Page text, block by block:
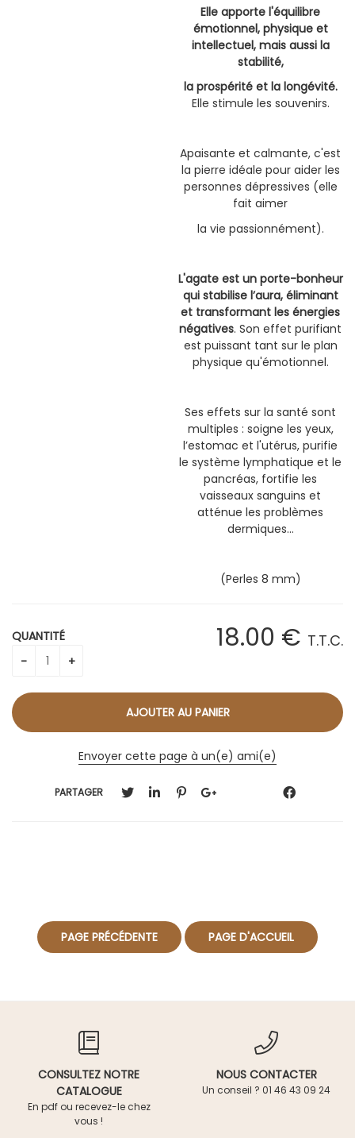
Elle apporte l'équilibre
émotionnel, physique et
intellectuel, mais aussi la
stabilité,
la prospérité et la longévité.
Elle stimule les souvenirs.
Apaisante et calmante, c'est
la pierre idéale pour aider les
personnes dépressives (elle
fait aimer
la vie passionnément).
L'agate est un porte-bonheur
qui stabilise l’aura, éliminant
et transformant les énergies
négatives. Son effet purifiant
est puissant tant sur le plan
physique qu'émotionnel.
Ses effets sur la santé sont
multiples : soigne les yeux,
l’estomac et l'utérus, purifie
le système lymphatique et le
pancréas, fortifie les
vaisseaux sanguins et
atténue les problèmes
dermiques…
(Perles 8 mm)
18.00 € T.T.C.
QUANTITÉ
Envoyer cette page à un(e) ami(e)
PARTAGER
CONSULTEZ NOTRE
CATALOGUE
En pdf ou recevez-le chez
vous !
NOUS CONTACTER
Un conseil ? 01 46 43 09 24